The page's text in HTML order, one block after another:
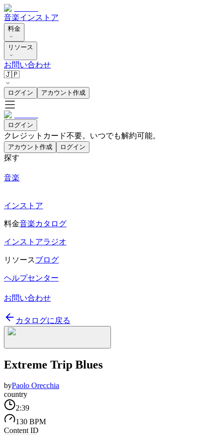
音楽インストア
料金
リソース
お問い合わせ
🇯🇵
ログイン アカウント作成
ログイン
クレジットカード不要。いつでも解約可能。
アカウント作成 ログイン
探す
音楽
インストア
料金音楽カタログ
インストアラジオ
リソースブログ
ヘルプセンター
お問い合わせ
カタログに戻る
Extreme Trip Blues
byPaolo Orecchia
country
2:39
130 BPM
Content ID